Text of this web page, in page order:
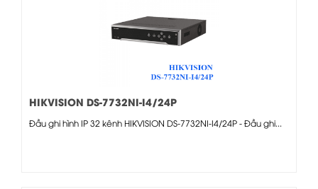
HIKVISION DS-7732NI-I4/24P
Đầu ghi hình IP 32 kênh HIKVISION DS-7732NI-I4/24P - Đầu ghi...